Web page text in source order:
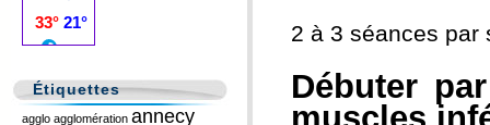
2 à 3 séances par
Débuter
Étiquettes
agglo agglomération annecy